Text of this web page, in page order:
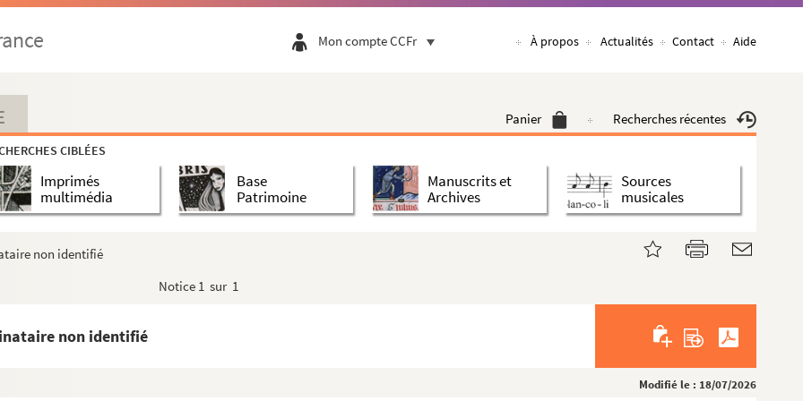
Mon compte CCFr À propos Actualités Contact Aide
Panier Recherches récentes
CIBLÉES
Imprimés
multimédia
Base
Patrimoine
Manuscrits et
Archives
Sources
musicales
non identifié
Notice 1 sur 1
non identifié
Modifié le : 18/07/2026